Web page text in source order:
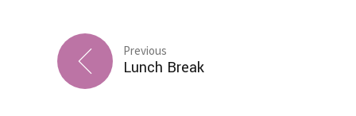
Previous
Lunch Break